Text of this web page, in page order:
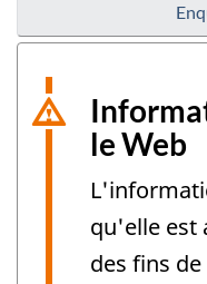
le Web
qu'elle est
des fins